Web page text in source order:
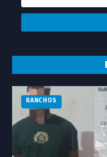
RANCHOS